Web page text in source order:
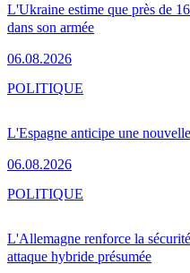
L'Ukraine estime que près de
dans son armée
06.08.2026
L'Espagne anticipe une
06.08.2026
POLITIQUE
L'Allemagne renforce la
attaque hybride présumée
POLITIQUE